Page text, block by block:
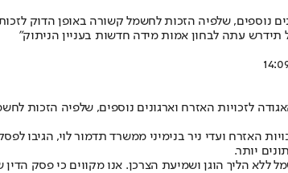
נוספים, שלפיה הזכות לחשמל קשורה באופן הדוק
עתה לבחון אמות מידה חדשות בעניין הניתוק"
לזכויות האזרח וארגונים נוספים, שלפיה הזכות
האזרח ועדי ניר בנימיני ממשרד תדמור לוי,
יותר.
ללא הליך הוגן ושמיעת הצרכן. אנו מקווים כי פסק